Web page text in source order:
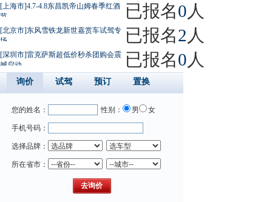
[上海市]4.7-4.8东昌凯帝山姆春季红酒
节
已报名0 人
[北京市]东风雪铁龙新世嘉赏车试驾专
场
已报名2 人
[深圳市]雷克萨斯超低价秒杀团购会震
撼启动
已报名0 人
询价 试驾 预订 置换
您的姓名： 性别： 男 女
手机号码：
选择品牌：
所在省市：